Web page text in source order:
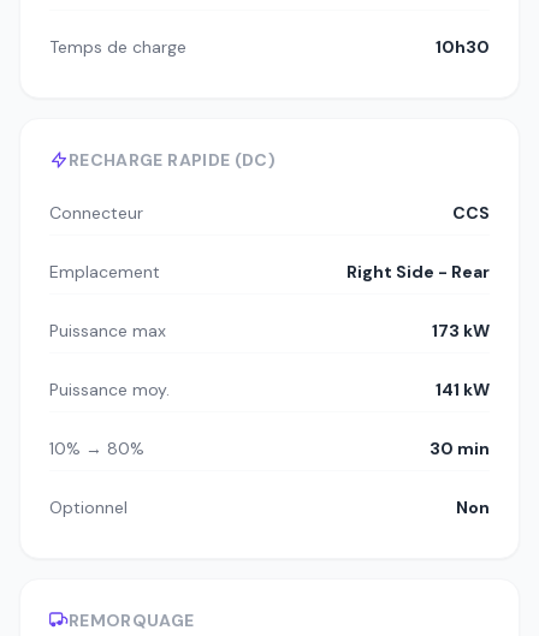
Temps de charge 10h30
RECHARGE RAPIDE (DC)
Connecteur CCS
Emplacement Right Side - Rear
Puissance max 173 kW
Puissance moy. 141 kW
10% → 80% 30 min
Optionnel Non
REMORQUAGE